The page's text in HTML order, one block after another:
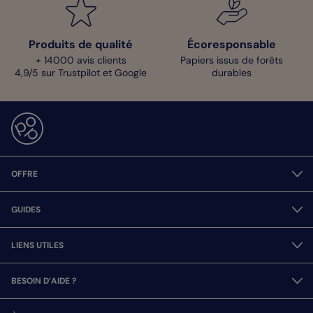
Produits de qualité
+ 14000 avis clients
4,9/5 sur Trustpilot et Google
Écoresponsable
Papiers issus de forêts
durables
OFFRE
GUIDES
LIENS UTILES
BESOIN D’AIDE ?